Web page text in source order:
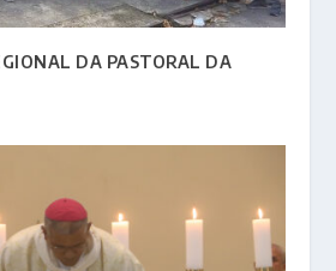
DA PASTORAL DA